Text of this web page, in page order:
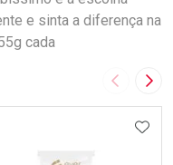
e sinta a diferença na
cada
Imagem
AOS FAVORITOS